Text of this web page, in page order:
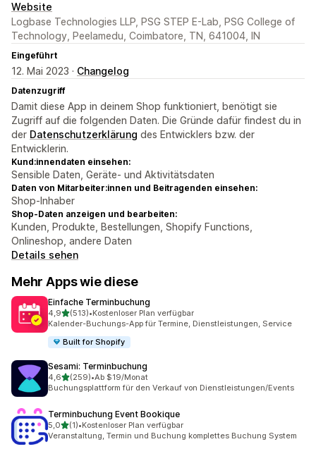
Website
Logbase Technologies LLP, PSG STEP E-Lab, PSG College of
Technology, Peelamedu, Coimbatore, TN, 641004, IN
Eingeführt
12. Mai 2023 · Changelog
Datenzugriff
Damit diese App in deinem Shop funktioniert, benötigt sie
Zugriff auf die folgenden Daten. Die Gründe dafür findest du in
der Datenschutzerklärung des Entwicklers bzw. der
Entwicklerin.
Kund:innendaten einsehen:
Sensible Daten, Geräte- und Aktivitätsdaten
Daten von Mitarbeiter:innen und Beitragenden einsehen:
Shop-Inhaber
Shop-Daten anzeigen und bearbeiten:
Kunden, Produkte, Bestellungen, Shopify Functions,
Onlineshop, andere Daten
Details sehen
Mehr Apps wie diese
Einfache Terminbuchung
4,9von 5 Sternen
(513)
513 Rezensionen insgesamt
•Kostenloser Plan verfügbar
Kalender-Buchungs-App für Termine, Dienstleistungen, Service
Built for Shopify
Sesami: Terminbuchung
4,6von 5 Sternen
(259)
259 Rezensionen insgesamt
•Ab $19/Monat
Buchungsplattform für den Verkauf von Dienstleistungen/Events
Terminbuchung Event Bookique
5,0von 5 Sternen
(1)
1 Rezensionen insgesamt
•Kostenloser Plan verfügbar
Veranstaltung, Termin und Buchung komplettes Buchung System